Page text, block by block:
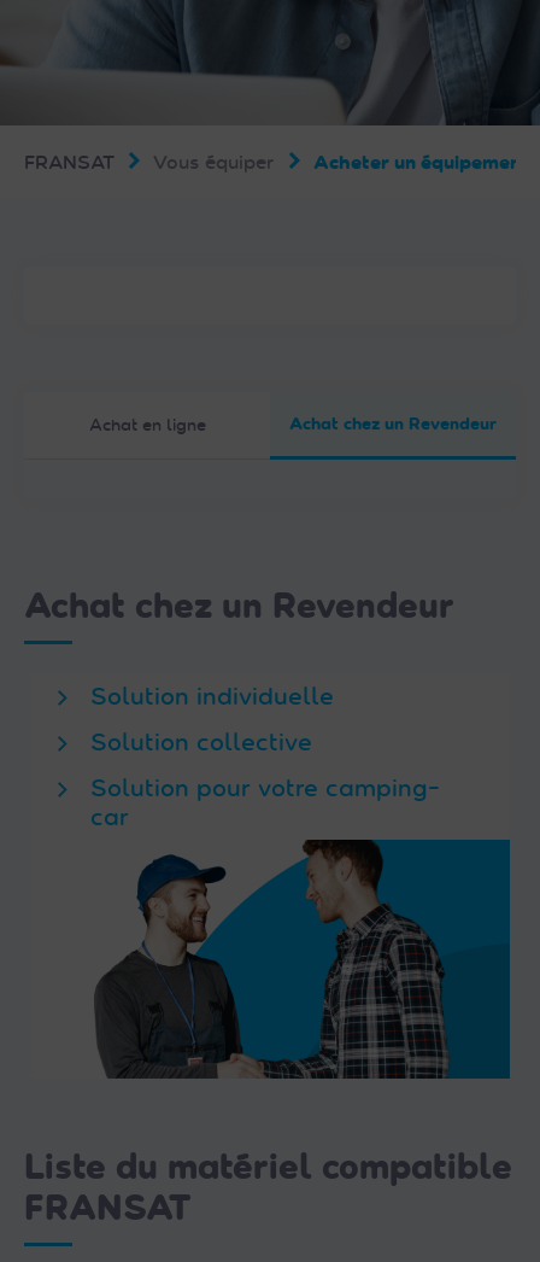
FRANSAT Vous équiper Acheter un équipement
Achat en ligne Achat chez un Revendeur
Achat chez un Revendeur
Solution individuelle
Solution collective
Solution pour votre camping-
car
Liste du matériel compatible
FRANSAT